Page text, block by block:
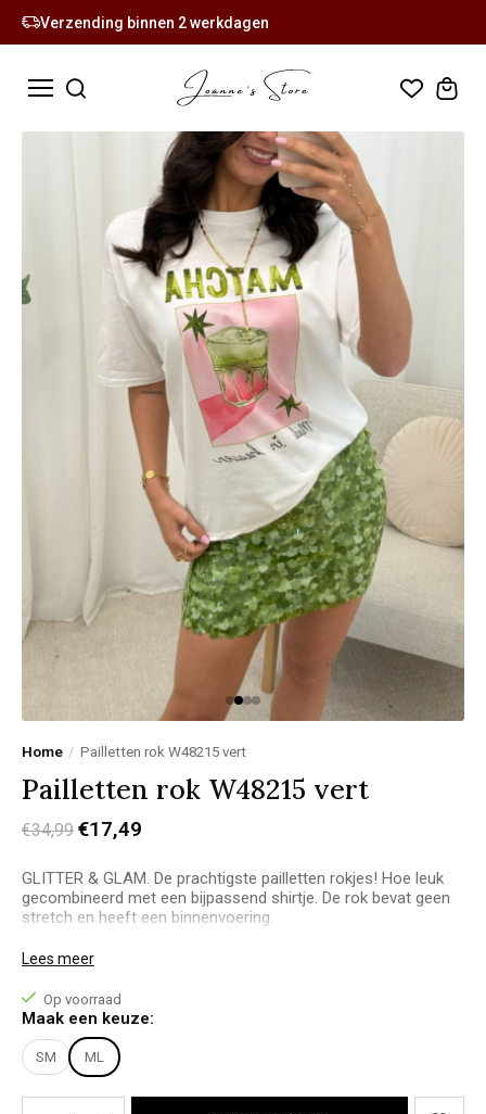
Verzending binnen 2 werkdagen
Home / Pailletten rok W48215 vert
Pailletten rok W48215 vert
€34,99 €17,49
GLITTER & GLAM. De prachtigste pailletten rokjes! Hoe leuk
gecombineerd met een bijpassend shirtje. De rok bevat geen
stretch en heeft een binnenvoering.
Model Stacey:
Bovenkant: M
Onderkant: 38
Stacey draagt een maat M/L.
Materiaal:
100% Polyester.
Lees meer
Op voorraad
Maak een keuze:
SM ML